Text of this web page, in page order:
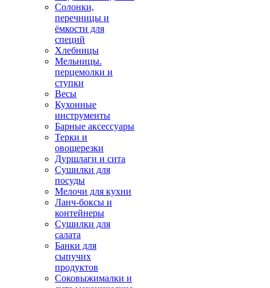
Солонки,
перечницы и
ёмкости для
специй
Хлебницы
Мельницы.
перцемолки и
ступки
Весы
Кухонные
инструменты
Барные аксессуары
Терки и
овощерезки
Дуршлаги и сита
Сушилки для
посуды
Мелочи для кухни
Ланч-боксы и
контейнеры
Сушилки для
салата
Банки для
сыпучих
продуктов
Соковыжималки и